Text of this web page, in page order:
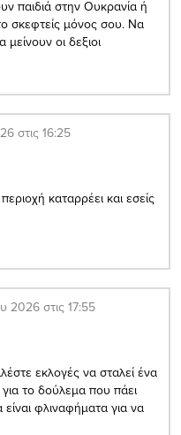
παιδιά στην Ουκρανία ή
σκεφτείς μόνος σου. Να
οι δεξιοι
στις 16:25
καταρρέει και εσείς
2026 στις 17:55
εκλογές να σταλεί ένα
το δούλεμα που πάει
φλιναφήματα για να